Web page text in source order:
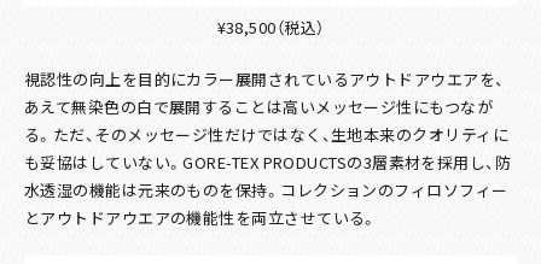
¥38,500（税込）
視認性の向上を目的にカラー展開されているアウトドアウエアを、
あえて無染色の白で展開することは高いメッセージ性にもつなが
る。ただ、そのメッセージ性だけではなく、生地本来のクオリティに
も妥協はしていない。GORE-TEX PRODUCTSの3層素材を採用し、防
水透湿の機能は元来のものを保持。コレクションのフィロソフィー
とアウトドアウエアの機能性を両立させている。